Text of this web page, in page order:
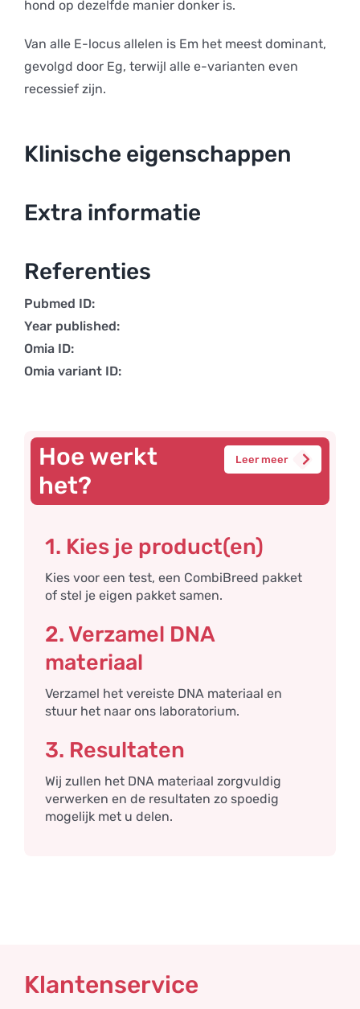
hond op dezelfde manier donker is.
Van alle E-locus allelen is Em het meest dominant,
gevolgd door Eg, terwijl alle e-varianten even
recessief zijn.
Klinische eigenschappen
Extra informatie
Referenties
Pubmed ID:
Year published:
Omia ID:
Omia variant ID:
Hoe werkt
het?
Leer meer
1. Kies je product(en)
Kies voor een test, een CombiBreed pakket
of stel je eigen pakket samen.
2. Verzamel DNA
materiaal
Verzamel het vereiste DNA materiaal en
stuur het naar ons laboratorium.
3. Resultaten
Wij zullen het DNA materiaal zorgvuldig
verwerken en de resultaten zo spoedig
mogelijk met u delen.
Klantenservice